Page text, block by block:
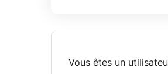
Vous êtes un